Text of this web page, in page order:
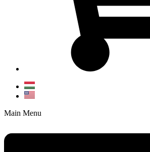
Main Menu